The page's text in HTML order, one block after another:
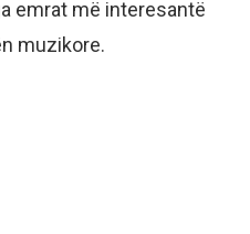
emrat më interesantë
muzikore.